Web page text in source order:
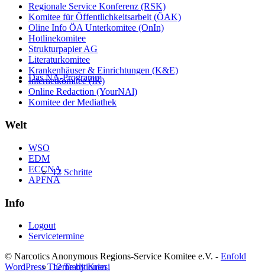
Das NA-Programm
12 Schritte
12 Traditionen
Regionale Service Konferenz (RSK)
Komitee für Öffentlichkeitsarbeit (ÖAK)
Oline Info ÖA Unterkomitee (OnIn)
Hotlinekomitee
Strukturpapier AG
Literaturkomitee
Krankenhäuser & Einrichtungen (K&E)
Internetkomitee (IK)
Online Redaction (YourNAl)
Komitee der Mediathek
Welt
WSO
EDM
ECCNA
APFNA
Info
Logout
Servicetermine
© Narcotics Anonymous Regions-Service Komitee e.V. - Enfold
WordPress Theme by Kriesi